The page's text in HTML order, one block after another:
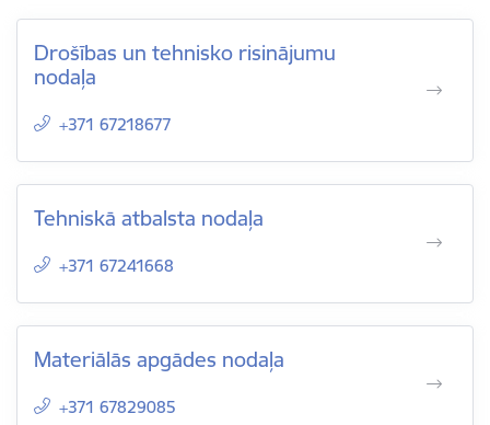
Drošības un tehnisko risinājumu
nodaļa
+371 67218677
Tehniskā atbalsta nodaļa
+371 67241668
Materiālās apgādes nodaļa
+371 67829085